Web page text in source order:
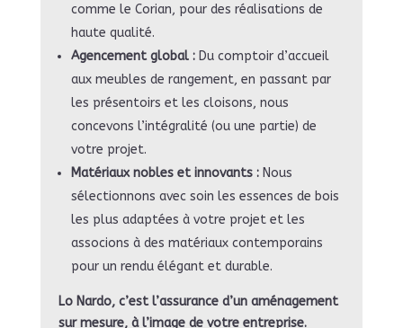
comme le Corian, pour des réalisations de
haute qualité.
Agencement global :Du comptoir d’accueil
aux meubles de rangement, en passant par
les présentoirs et les cloisons, nous
concevons l’intégralité (ou une partie) de
votre projet.
Matériaux nobles et innovants :Nous
sélectionnons avec soin les essences de bois
les plus adaptées à votre projet et les
associons à des matériaux contemporains
pour un rendu élégant et durable.
Lo Nardo, c’est l’assurance d’un aménagement
sur mesure, à l’image de votre entreprise.